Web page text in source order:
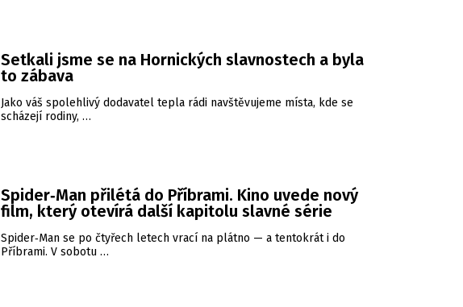
Setkali jsme se na Hornických slavnostech a byla
to zábava
Jako váš spolehlivý dodavatel tepla rádi navštěvujeme místa, kde se
scházejí rodiny, …
Spider‑Man přilétá do Příbrami. Kino uvede nový
film, který otevírá další kapitolu slavné série
Spider‑Man se po čtyřech letech vrací na plátno — a tentokrát i do
Příbrami. V sobotu …